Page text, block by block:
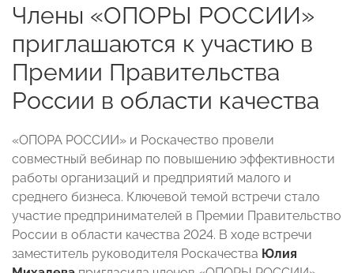
Члены «ОПОРЫ РОССИИ»
приглашаются к участию в
Премии Правительства
России в области качества
«ОПОРА РОССИИ» и Роскачество провели
совместный вебинар по повышению эффективности
работы организаций и предприятий малого и
среднего бизнеса. Ключевой темой встречи стало
участие предпринимателей в Премии Правительство
России в области качества 2024. В ходе встречи
заместитель руководителя Роскачества Юлия